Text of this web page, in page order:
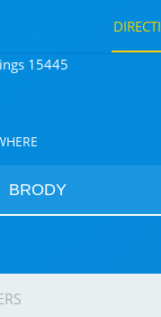
15445